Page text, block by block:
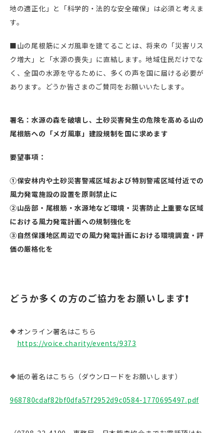
地の適正化」と「科学的・法的な安全確保」は必須と考えま
す。
■山の尾根筋にメガ風車を建てることは、将来の「災害リス
ク増大」と「水源の喪失」に直結します。地域住民だけでな
く、全国の水源を守るために、多くの声を国に届ける必要が
あります。どうか皆さまのご賛同をお願いいたします。
署名：水源の森を破壊し、土砂災害発生の危険を高める山の
尾根筋への「メガ風車」建設規制を国に求めます
要望事項：
①保安林内や土砂災害警戒区域および特別警戒区域付近での
風力発電施設の設置を原則禁止に
②山岳部・尾根筋・水源地など環境・災害防止上重要な区域
における風力発電計画への規制強化を
③自然保護地区周辺での風力発電計画における環境調査・評
価の厳格化を
どうか多くの方のご協力をお願いします❗
🔶オンライン署名はこちら
https://voice.charity/events/9373
🔶紙の著名はこちら（ダウンロードをお願いします）
968780cdaf82bf0dfa57f2952d9c0584-1770695497.pdf